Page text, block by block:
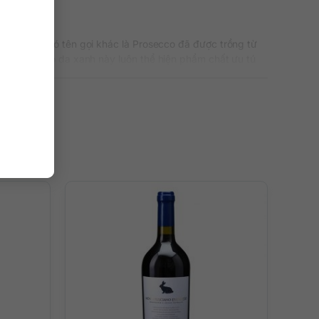
này còn có tên gọi khác là Prosecco đã được trồng từ
nho da xanh này luôn thể hiện phẩm chất ưu tú
tính. Mùa hè được thưởng thức một ly vang sủi từ
từ giống nho Glera nổi tiếng. Vang thể hiện rõ nét
đào trắng hiện diện rõ nét trên khoang mũi cho đến
mịn lăn tăn, vị rượu tươi mát sống động sẽ làm bùng
Bạn có thể dùng nó như một loại rượu khai vị hoặc
thức ở nhiệt độ 8 – 10 độ C.